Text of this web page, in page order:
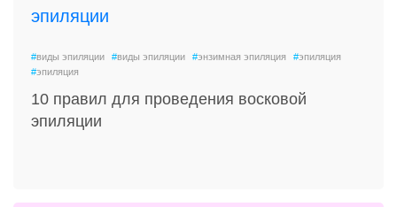
#виды эпиляции #виды эпиляции #энзимная эпиляция #эпиляция
#эпиляция
10 правил для проведения восковой
эпиляции